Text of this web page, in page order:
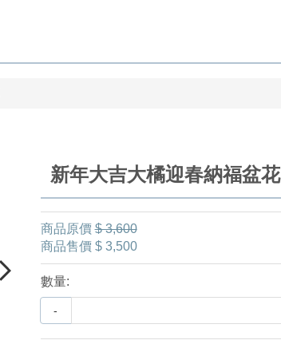
新年大吉大橘迎春納福盆花
商品原價 $ 3,600
商品售價 $ 3,500
數量:
-